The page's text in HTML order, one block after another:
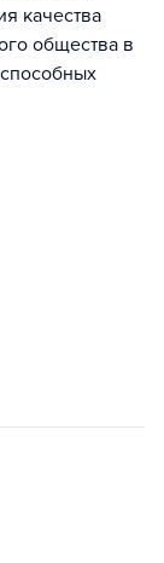
качества
общества в